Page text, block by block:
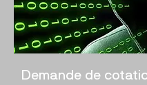
Demande de